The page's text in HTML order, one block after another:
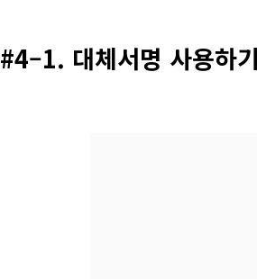
#4–1. 대체서명 사용하기